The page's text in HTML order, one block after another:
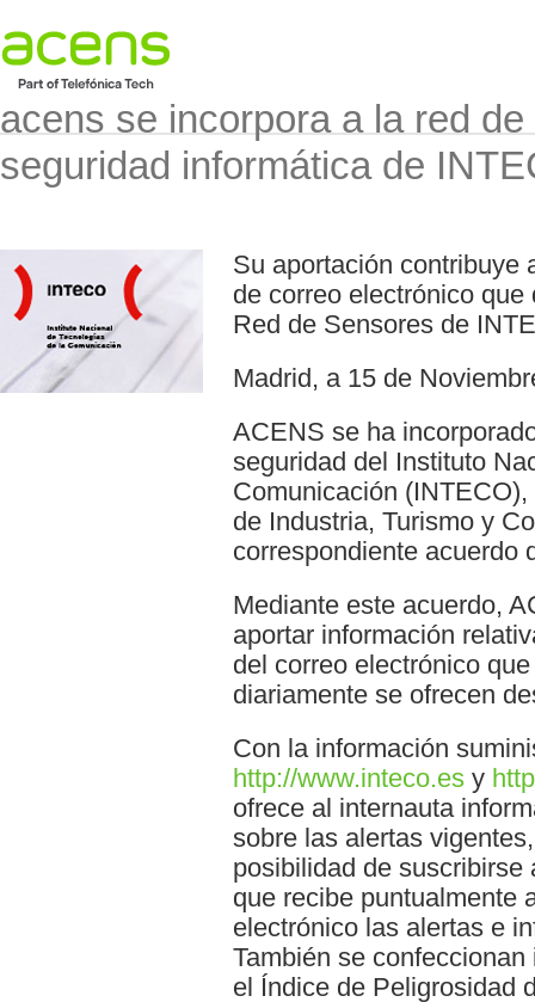
acens se incorpora a la red
seguridad informática de
Su aportación contribuye
de correo electrónico
Red de Sensores de
Madrid, a 15 de
ACENS se ha
seguridad del Instituto
Comunicación
de Industria, Turismo y
correspondiente acuerdo
Mediante este acuerdo,
aportar información
del correo electrónico
diariamente se ofrecen
Con la información
http://www.inteco.es y
ofrece al internauta
sobre las alertas
posibilidad de suscribirse
que recibe puntualmente
electrónico las alertas e
También se
el Índice de Peligrosidad